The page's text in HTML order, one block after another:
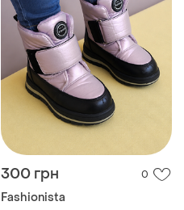
300 грн 0
Fashionista